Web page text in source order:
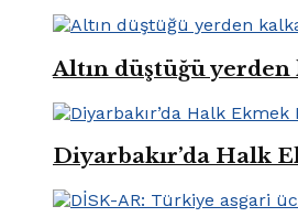
Altın düştüğü
Diyarbakır’da Halk